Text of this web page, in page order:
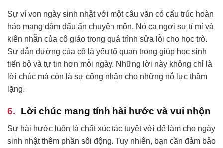
Sự ví von ngày sinh nhật với một câu văn có cấu trúc hoàn
hảo mang đậm dấu ấn chuyên môn. Nó ca ngợi sự tỉ mỉ và
kiên nhẫn của cô giáo trong quá trình sửa lỗi cho học trò.
Sự dẫn đường của cô là yếu tố quan trọng giúp học sinh
tiến bộ và tự tin hơn mỗi ngày. Những lời này không chỉ là
lời chúc mà còn là sự công nhận cho những nỗ lực thầm
lặng.
Lời chúc mang tính hài hước và vui nhộn
Sự hài hước luôn là chất xúc tác tuyệt vời để làm cho ngày
sinh nhật thêm phần sôi động. Tuy nhiên, bạn cần đảm bảo